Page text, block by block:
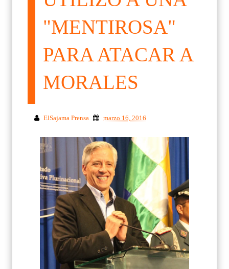
"MENTIROSA"
PARA ATACAR A
MORALES
ElSajama Prensa marzo 16, 2016